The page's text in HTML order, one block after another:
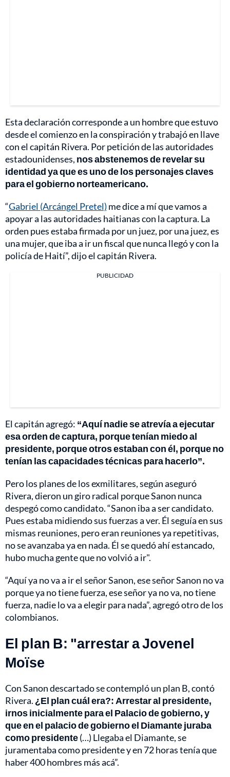
Esta declaración corresponde a un hombre que estuvo
desde el comienzo en la conspiración y trabajó en llave
con el capitán Rivera. Por petición de las autoridades
estadounidenses, nos abstenemos de revelar su
identidad ya que es uno de los personajes claves
para el gobierno norteamericano.
“Gabriel (Arcángel Pretel) me dice a mí que vamos a
apoyar a las autoridades haitianas con la captura. La
orden pues estaba firmada por un juez, por una juez, es
una mujer, que iba a ir un fiscal que nunca llegó y con la
policía de Haití”, dijo el capitán Rivera.
PUBLICIDAD
El capitán agregó: “Aquí nadie se atrevía a ejecutar
esa orden de captura, porque tenían miedo al
presidente, porque otros estaban con él, porque no
tenían las capacidades técnicas para hacerlo”.
Pero los planes de los exmilitares, según aseguró
Rivera, dieron un giro radical porque Sanon nunca
despegó como candidato. “Sanon iba a ser candidato.
Pues estaba midiendo sus fuerzas a ver. Él seguía en sus
mismas reuniones, pero eran reuniones ya repetitivas,
no se avanzaba ya en nada. Él se quedó ahí estancado,
hubo mucha gente que no volvió a ir".
“Aquí ya no va a ir el señor Sanon, ese señor Sanon no va
porque ya no tiene fuerza, ese señor ya no va, no tiene
fuerza, nadie lo va a elegir para nada”, agregó otro de los
colombianos.
El plan B: "arrestar a Jovenel
Moïse
Con Sanon descartado se contempló un plan B, contó
Rivera. ¿El plan cuál era?: Arrestar al presidente,
irnos inicialmente para el Palacio de gobierno, y
que en el palacio de gobierno el Diamante juraba
como presidente(…) Llegaba el Diamante, se
juramentaba como presidente y en 72 horas tenía que
haber 400 hombres más acá”.